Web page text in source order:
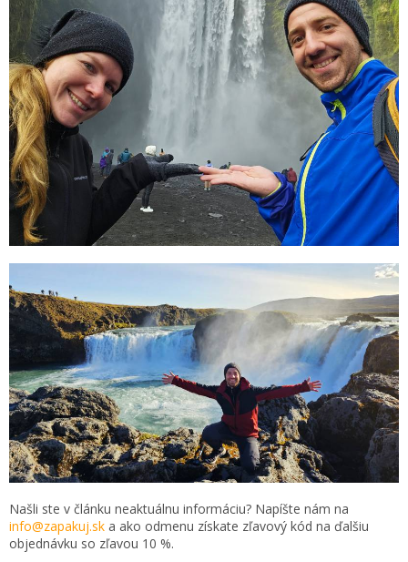
Našli ste v článku neaktuálnu informáciu? Napíšte nám na
info@zapakuj.sk a ako odmenu získate zľavový kód na ďalšiu
objednávku so zľavou 10 %.